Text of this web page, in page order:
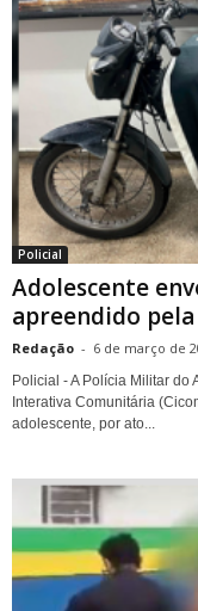
Policial
Adolescente
apreendido
Redação - 6 de março de
Policial - A Polícia Militar do
Interativa Comunitária
adolescente, por ato...